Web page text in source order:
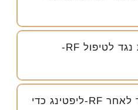
האם יש התוויות נגד לטיפול RF-
כיצד לטפל בעור לאחר RF-ליפטינג כדי